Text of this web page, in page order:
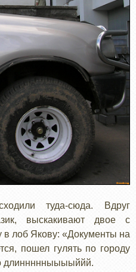
туда-сюда. Вдруг
выскакивают двое с
в лоб Якову: «Документы на
пошел гулять по городу
длиннннныыыыййй.